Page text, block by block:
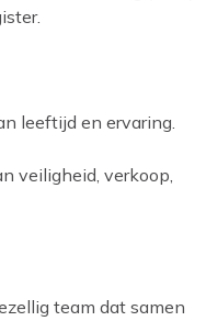
leeftijd en ervaring.
veiligheid, verkoop,
team dat samen